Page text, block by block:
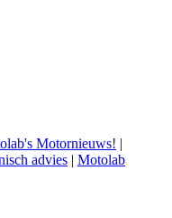
Motornieuws! |
advies | Motolab